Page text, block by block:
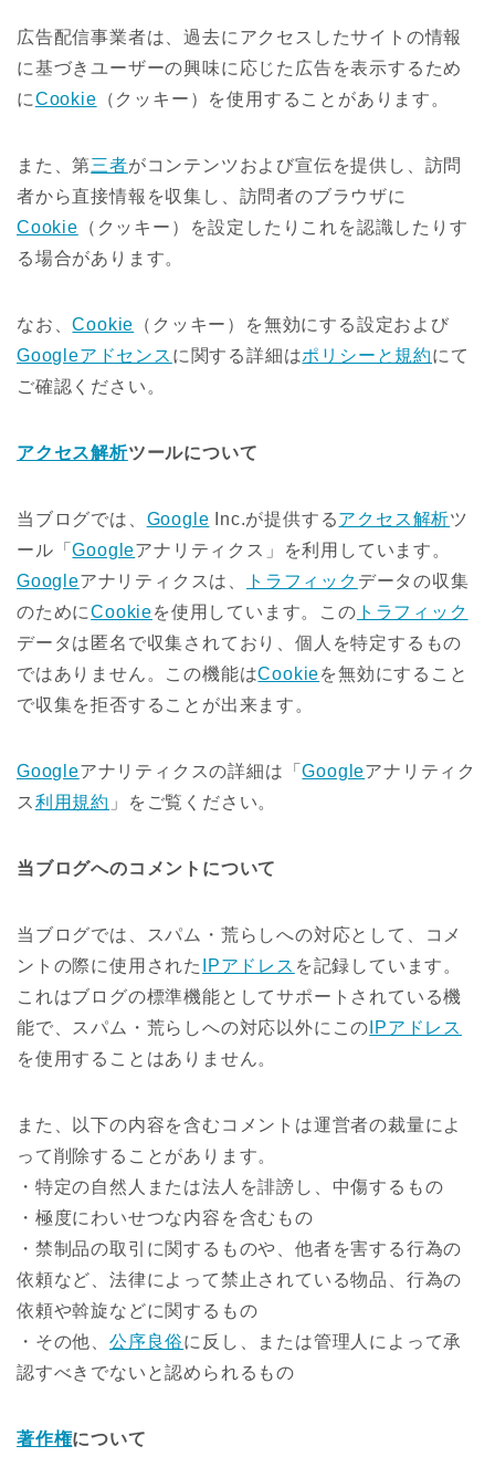
広告配信事業者は、過去にアクセスしたサイトの情報
に基づきユーザーの興味に応じた広告を表示するため
にCookie （クッキー）を使用することがあります。
また、第三者がコンテンツおよび宣伝を提供し、訪問
者から直接情報を収集し、訪問者のブラウザに
Cookie （クッキー）を設定したりこれを認識したりす
る場合があります。
なお、Cookie （クッキー）を無効にする設定および
Googleアドセンス に関する詳細はポリシーと規約にて
ご確認ください。
アクセス解析ツールについて
当ブログでは、 Google Inc.が提供するアクセス解析ツ
ール「Googleアナリティクス」を利用しています。
Googleアナリティクスは、 トラフィック データの収集
のためにCookieを使用しています。この トラフィック
データは匿名で収集されており、個人を特定するもの
ではありません。この機能はCookieを無効にすること
で収集を拒否することが出来ます。
Googleアナリティクスの詳細は「Googleアナリティク
ス 利用規約 」をご覧ください。
当ブログへのコメントについて
当ブログでは、スパム・荒らしへの対応として、コメ
ントの際に使用された IPアドレス を記録しています。
これはブログの標準機能としてサポートされている機
能で、スパム・荒らしへの対応以外にこの IPアドレス
を使用することはありません。
また、以下の内容を含むコメントは運営者の裁量によ
って削除することがあります。
・特定の自然人または法人を誹謗し、中傷するもの
・極度にわいせつな内容を含むもの
・禁制品の取引に関するものや、他者を害する行為の
依頼など、法律によって禁止されている物品、行為の
依頼や斡旋などに関するもの
・その他、 公序良俗に反し、または管理人によって承
認すべきでないと認められるもの
著作権について